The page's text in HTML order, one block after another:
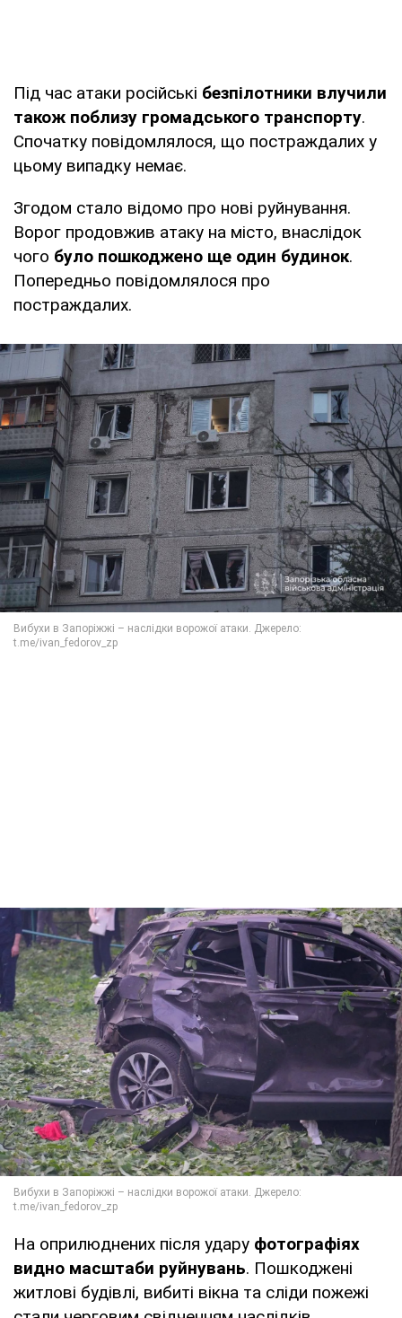
Під час атаки російські безпілотники влучили
також поблизу громадського транспорту.
Спочатку повідомлялося, що постраждалих у
цьому випадку немає.
Згодом стало відомо про нові руйнування.
Ворог продовжив атаку на місто, внаслідок
чого було пошкоджено ще один будинок.
Попередньо повідомлялося про
постраждалих.
На оприлюднених після удару фотографіях
видно масштаби руйнувань. Пошкоджені
житлові будівлі, вибиті вікна та сліди пожежі